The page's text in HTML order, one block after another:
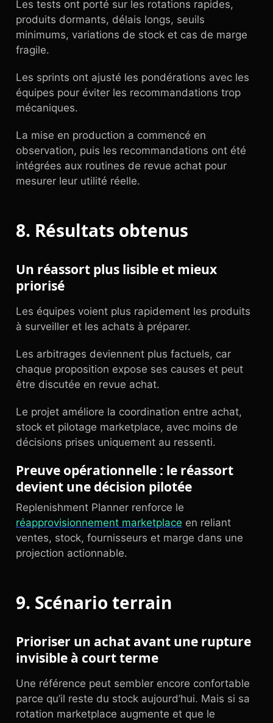
Les tests ont porté sur les rotations rapides,
produits dormants, délais longs, seuils
minimums, variations de stock et cas de marge
fragile.
Les sprints ont ajusté les pondérations avec les
équipes pour éviter les recommandations trop
mécaniques.
La mise en production a commencé en
observation, puis les recommandations ont été
intégrées aux routines de revue achat pour
mesurer leur utilité réelle.
8. Résultats obtenus
Un réassort plus lisible et mieux
priorisé
Les équipes voient plus rapidement les produits
à surveiller et les achats à préparer.
Les arbitrages deviennent plus factuels, car
chaque proposition expose ses causes et peut
être discutée en revue achat.
Le projet améliore la coordination entre achat,
stock et pilotage marketplace, avec moins de
décisions prises uniquement au ressenti.
Preuve opérationnelle : le réassort
devient une décision pilotée
Replenishment Planner renforce le
réapprovisionnement marketplace en reliant
ventes, stock, fournisseurs et marge dans une
projection actionnable.
9. Scénario terrain
Prioriser un achat avant une rupture
invisible à court terme
Une référence peut sembler encore confortable
parce qu’il reste du stock aujourd’hui. Mais si sa
rotation marketplace augmente et que le